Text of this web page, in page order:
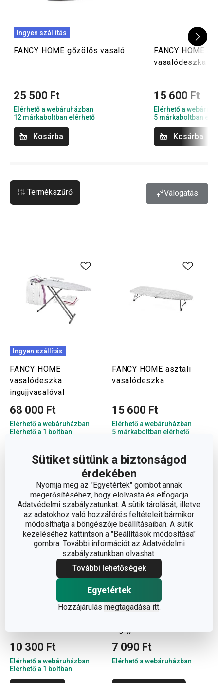
Sütiket sütünk a biztonságod
érdekében
Nyomja meg az "Egyetértek" gombot annak
megerősítéséhez, hogy elolvasta és elfogadja
Adatvédelmi szabályzatunkat. A sütik tárolását, illetve
az adatokhoz való hozzáférés feltételeit bármikor
módosíthatja a böngészője beállításaiban. A sütik
kezeléséhez kattintson a "Beállítások módosítása"
gombra. További információt az Adatvédelmi
szabályzatunkban olvashat.
További lehetőségek
Egyetértek
Hozzájárulás megtagadása itt.
Ingyen szállítás
FANCY HOME gőzölős vasaló
25 500 Ft
Elérhető a webáruházban
12 márkaboltban elérhető
Kosárba
FANCY HOME
vasalódeszka
15 600 Ft
Elérhető a
5 márkaboltban
Kosárba
Termékszűrő Válogatás
Ingyen szállítás
FANCY HOME
vasalódeszka
ingujjvasalóval
68 000 Ft
Elérhető a webáruházban
Elérhető a 1 boltban
FANCY HOME asztali
vasalódeszka
15 600 Ft
Elérhető a webáruházban
5 márkaboltban elérhető
FANCY HOME
10 300 Ft
Elérhető a webáruházban
Elérhető a 1 boltban
Huzatok FANCY HOME
ingujjvasalóval
7 090 Ft
Elérhető a webáruházban